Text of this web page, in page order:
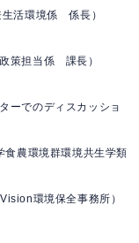
活環境係 係長）
策担当係 課長）
ーでのディスカッショ
農環境群環境共生学類
環境保全事務所）